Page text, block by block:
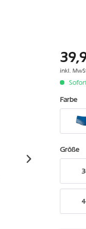
inkl.
Farbe
Größe